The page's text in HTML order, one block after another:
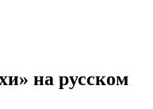
на русском